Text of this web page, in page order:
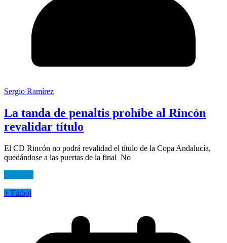
Sergio Ramírez
La tanda de penaltis prohíbe al Rincón
revalidar título
El CD Rincón no podrá revalidad el título de la Copa Andalucía,
quedándose a las puertas de la final No
Leer más
+ Fútbol